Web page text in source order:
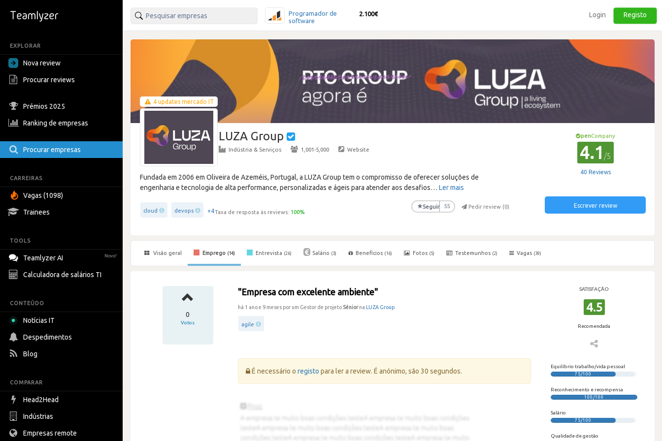
EXPLORAR
Nova review
Procurar reviews
Prémios 2025
Ranking de empresas
Procurar empresas
CARREIRAS
Vagas (1098)
Trainees
TOOLS
Teamlyzer AI Novo!
Calculadora de salários TI
CONTEÚDO
Notícias IT
Despedimentos
Blog
COMPARAR
Head2Head
Indústrias
Empresas remote
Programador de
software
2.100€ Login Registo
4 updates mercado IT
LUZA Group
Indústria & Serviços · 1,001-5,000 · Website
Fundada em 2006 em Oliveira de Azeméis, Portugal, a LUZA Group tem o compromisso de oferecer soluções de
engenharia e tecnologia de alta performance, personalizadas e ágeis para atender aos desafios… Ler mais
cloud devops +4Taxa de resposta às reviews: 100%
★Seguir 55 Pedir review (0)
penCompany
4.1 /5
40 Reviews
Escrever review
Visão geral Emprego (14) Entrevista (26) Salário (3) Benefícios (16) Fotos (5) Testemunhos (2) Vagas (39)
0
Votos
"Empresa com excelente ambiente"
há 1 ano e 9 meses por um Gestor de projeto Séniorna LUZA Group
agile
SATISFAÇÃO
4.5
Recomendada
Erro:
É necessário oregisto para ler a review. É anónimo, são 30 segundos.
Equilíbrio trabalho/vida pessoal
75/100
Reconhecimento e recompensa
100/100
Salário
75/100
Qualidade de gestão